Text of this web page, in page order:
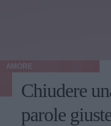
AMORE
Chiudere
parole